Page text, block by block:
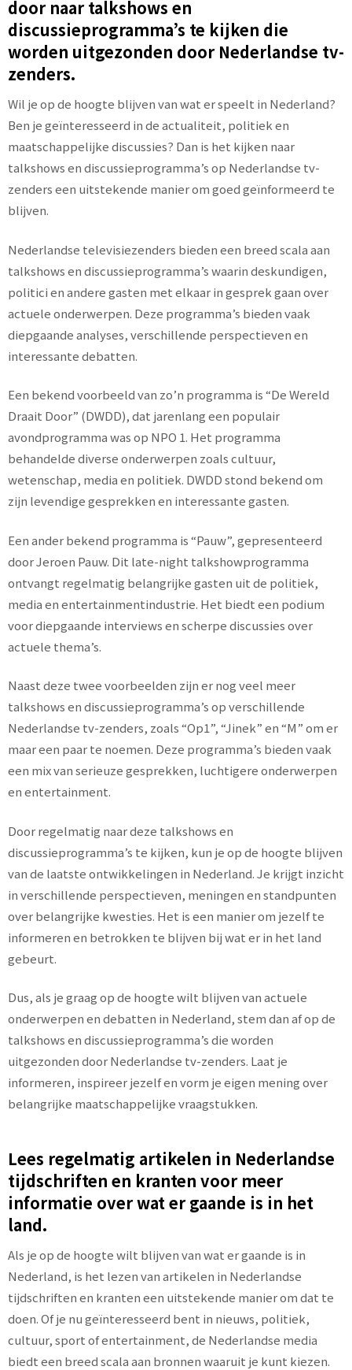
door naar talkshows en
discussieprogramma’s te kijken die
worden uitgezonden door Nederlandse tv-
zenders.
Wil je op de hoogte blijven van wat er speelt in Nederland?
Ben je geïnteresseerd in de actualiteit, politiek en
maatschappelijke discussies? Dan is het kijken naar
talkshows en discussieprogramma’s op Nederlandse tv-
zenders een uitstekende manier om goed geïnformeerd te
blijven.
Nederlandse televisiezenders bieden een breed scala aan
talkshows en discussieprogramma’s waarin deskundigen,
politici en andere gasten met elkaar in gesprek gaan over
actuele onderwerpen. Deze programma’s bieden vaak
diepgaande analyses, verschillende perspectieven en
interessante debatten.
Een bekend voorbeeld van zo’n programma is “De Wereld
Draait Door” (DWDD), dat jarenlang een populair
avondprogramma was op NPO 1. Het programma
behandelde diverse onderwerpen zoals cultuur,
wetenschap, media en politiek. DWDD stond bekend om
zijn levendige gesprekken en interessante gasten.
Een ander bekend programma is “Pauw”, gepresenteerd
door Jeroen Pauw. Dit late-night talkshowprogramma
ontvangt regelmatig belangrijke gasten uit de politiek,
media en entertainmentindustrie. Het biedt een podium
voor diepgaande interviews en scherpe discussies over
actuele thema’s.
Naast deze twee voorbeelden zijn er nog veel meer
talkshows en discussieprogramma’s op verschillende
Nederlandse tv-zenders, zoals “Op1”, “Jinek” en “M” om er
maar een paar te noemen. Deze programma’s bieden vaak
een mix van serieuze gesprekken, luchtigere onderwerpen
en entertainment.
Door regelmatig naar deze talkshows en
discussieprogramma’s te kijken, kun je op de hoogte blijven
van de laatste ontwikkelingen in Nederland. Je krijgt inzicht
in verschillende perspectieven, meningen en standpunten
over belangrijke kwesties. Het is een manier om jezelf te
informeren en betrokken te blijven bij wat er in het land
gebeurt.
Dus, als je graag op de hoogte wilt blijven van actuele
onderwerpen en debatten in Nederland, stem dan af op de
talkshows en discussieprogramma’s die worden
uitgezonden door Nederlandse tv-zenders. Laat je
informeren, inspireer jezelf en vorm je eigen mening over
belangrijke maatschappelijke vraagstukken.
Lees regelmatig artikelen in Nederlandse
tijdschriften en kranten voor meer
informatie over wat er gaande is in het
land.
Als je op de hoogte wilt blijven van wat er gaande is in
Nederland, is het lezen van artikelen in Nederlandse
tijdschriften en kranten een uitstekende manier om dat te
doen. Of je nu geïnteresseerd bent in nieuws, politiek,
cultuur, sport of entertainment, de Nederlandse media
biedt een breed scala aan bronnen waaruit je kunt kiezen.